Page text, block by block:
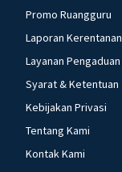
Promo Ruangguru
Laporan Kerentanan
Layanan Pengaduan
Syarat & Ketentuan
Kebijakan Privasi
Tentang Kami
Kontak Kami